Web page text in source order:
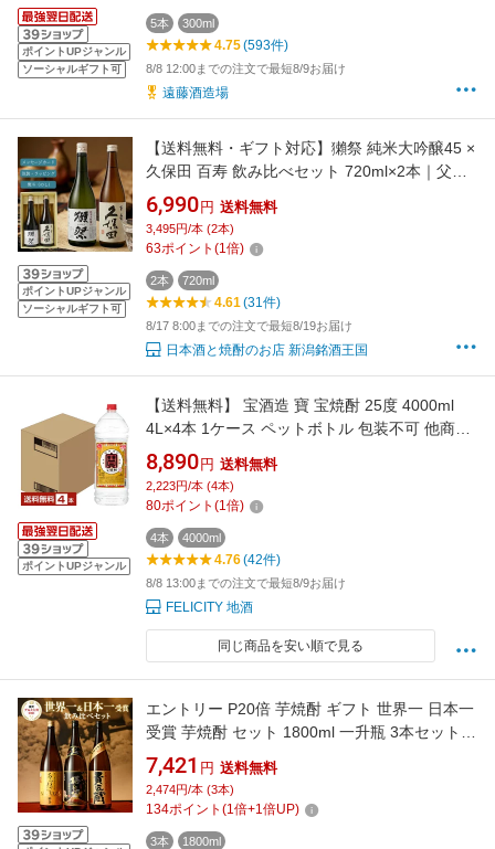
ポイントUPジャンル
ソーシャルギフト可
5本 300ml
4.75(593件)
8/8 12:00までの注文で最短8/9お届け
遠藤酒造場
ポイントUPジャンル
ソーシャルギフト可
【送料無料・ギフト対応】獺祭 純米大吟醸45 ×
久保田 百寿 飲み比べセット 720ml×2本｜父の
日・誕生日プレゼントに人気の日本酒ギフト
6,990 円 送料無料
3,495円/本 (2本)
63ポイント (1倍)
2本 720ml
4.61(31件)
8/17 8:00までの注文で最短8/19お届け
日本酒と焼酎のお店 新潟銘酒王国
ポイントUPジャンル
【送料無料】 宝酒造 寶 宝焼酎 25度 4000ml
4L×4本 1ケース ペットボトル 包装不可 他商品
と同梱不可 クール便不可
8,890 円 送料無料
2,223円/本 (4本)
80ポイント (1倍)
4本 4000ml
4.76(42件)
8/8 13:00までの注文で最短8/9お届け
FELICITY 地酒
同じ商品を安い順で見る
エントリー P20倍 芋焼酎 ギフト 世界一 日本一
受賞 芋焼酎 セット 1800ml 一升瓶 3本セット
専用箱入り / 送料無料 お中元 焼酎 飲み比べ セ
ット メッセージカード ラッピング 対応無料 芋
焼酎 内祝い 結婚祝い お中元 誕生日 男性 ギフ
7,421 円 送料無料
2,474円/本 (3本)
134ポイント (1倍+1倍UP)
3本 1800ml